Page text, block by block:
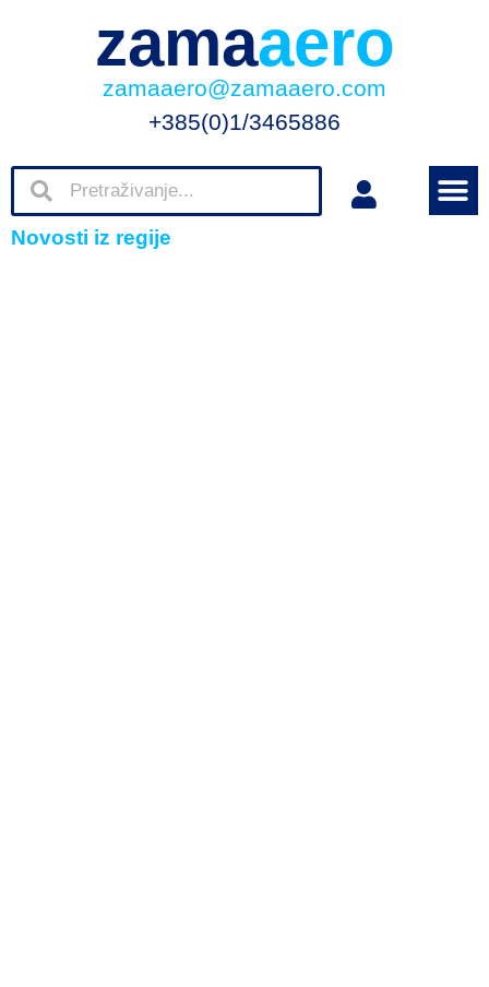
zamaaero
zamaaero@zamaaero.com
+385(0)1/3465886
Novosti iz regije